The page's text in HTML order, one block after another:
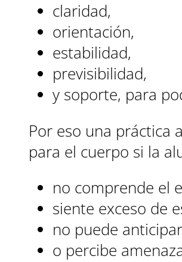
claridad,
orientación,
estabilidad,
previsibilidad,
y soporte, para
Por eso una práctica
para el cuerpo si la
no comprende el
siente exceso de
no puede
o percibe